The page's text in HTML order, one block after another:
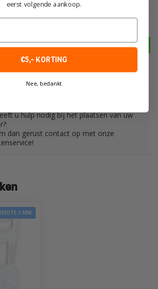
st. €37,25
u hulp nodig bij het plaatsen van uw
dan gerust contact op met onze
3 MM
eerst volgende aankoop.
€5,- KORTING
Nee, bedankt